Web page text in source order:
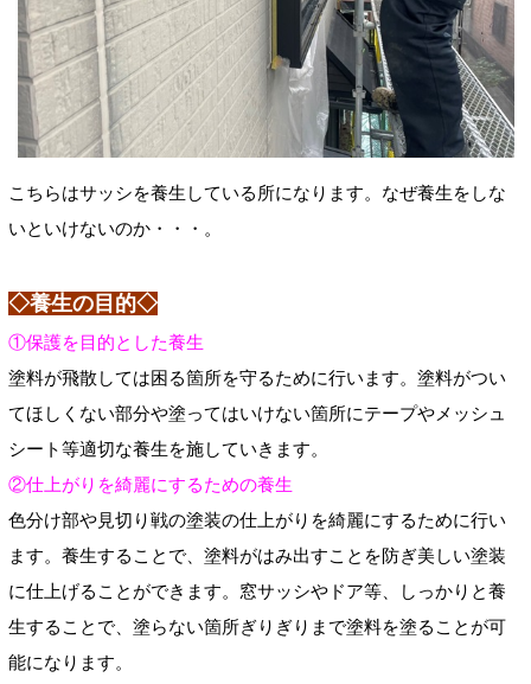
こちらはサッシを養生している所になります。なぜ養生をしな
いといけないのか・・・。
◇養生の目的◇
①保護を目的とした養生
塗料が飛散しては困る箇所を守るために行います。塗料がつい
てほしくない部分や塗ってはいけない箇所にテープやメッシュ
シート等適切な養生を施していきます。
②仕上がりを綺麗にするための養生
色分け部や見切り戦の塗装の仕上がりを綺麗にするために行い
ます。養生することで、塗料がはみ出すことを防ぎ美しい塗装
に仕上げることができます。窓サッシやドア等、しっかりと養
生することで、塗らない箇所ぎりぎりまで塗料を塗ることが可
能になります。